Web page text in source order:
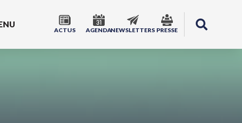
ACTUS AGENDANEWSLETTERS PRESSE